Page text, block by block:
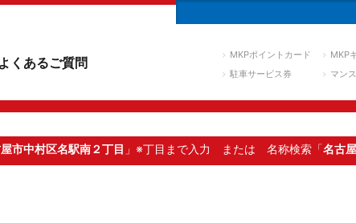
よくあるご質問 MKPポイントカード
MKP
駐車サービス券
マン
市中村区名駅南２丁目 」※丁目まで入力 または 名称検索「名古